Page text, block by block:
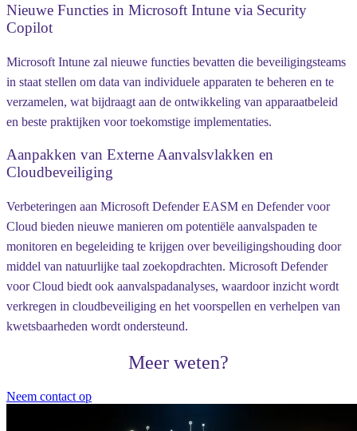
Nieuwe Functies in Microsoft Intune via Security
Copilot
Microsoft Intune zal nieuwe functies bevatten die beveiligingsteams
in staat stellen om data van individuele apparaten te beheren en te
verzamelen, wat bijdraagt aan de ontwikkeling van apparaatbeleid
en beste praktijken voor toekomstige implementaties.
Aanpakken van Externe Aanvalsvlakken en
Cloudbeveiliging
Verbeteringen aan Microsoft Defender EASM en Defender voor
Cloud bieden nieuwe manieren om potentiële aanvalspaden te
monitoren en begeleiding te krijgen over beveiligingshouding door
middel van natuurlijke taal zoekopdrachten. Microsoft Defender
voor Cloud biedt ook aanvalspadanalyses, waardoor inzicht wordt
verkregen in cloudbeveiliging en het voorspellen en verhelpen van
kwetsbaarheden wordt ondersteund.
Meer weten?
Neem contact op